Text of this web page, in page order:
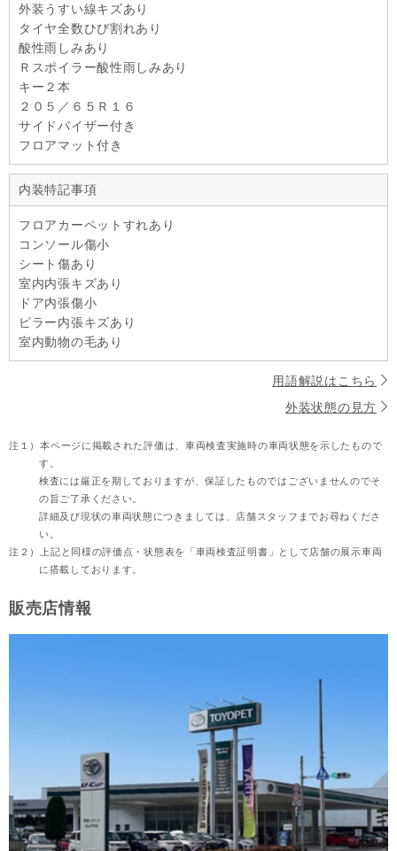
外装うすい線キズあり
タイヤ全数ひび割れあり
酸性雨しみあり
Ｒスポイラー酸性雨しみあり
キー２本
２０５／６５Ｒ１６
サイドバイザー付き
フロアマット付き
内装特記事項
フロアカーペットすれあり
コンソール傷小
シート傷あり
室内内張キズあり
ドア内張傷小
ピラー内張キズあり
室内動物の毛あり
用語解説はこちら
外装状態の見方
注１）本ページに掲載された評価は、車両検査実施時の車両状態を示したもので
す。
検査には厳正を期しておりますが、保証したものではございませんのでそ
の旨ご了承ください。
詳細及び現状の車両状態につきましては、店舗スタッフまでお尋ねくださ
い。
注２）
上記と同様の評価点・状態表を「車両検査証明書」として店舗の展示車両
に搭載しております。
販売店情報